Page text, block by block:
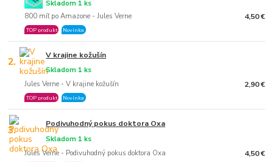
800 míľ po Amazone - Jules Verne
Skladom 1 ks
TOP produkt Novinka
4,50 €
2. V krajine kožušín
Jules Verne - V krajine kožušín
Skladom 1 ks
TOP produkt Novinka
2,90 €
3. Podivuhodný pokus doktora Oxa
Jules Verne - Podivuhodný pokus doktora Oxa
Skladom 1 ks
4,50 €